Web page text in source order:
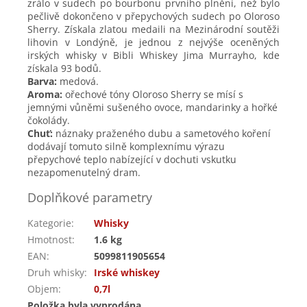
zrálo v sudech po bourbonu prvního plnění, než bylo
pečlivě dokončeno v přepychových sudech po Oloroso
Sherry. Získala zlatou medaili na Mezinárodní soutěži
lihovin v Londýně, je jednou z nejvýše oceněných
irských whisky v Bibli Whiskey Jima Murrayho, kde
získala 93 bodů.
Barva: medová.
Aroma: ořechové tóny Oloroso Sherry se mísí s
jemnými vůněmi sušeného ovoce, mandarinky a hořké
čokolády.
Chuť: náznaky praženého dubu a sametového koření
dodávají tomuto silně komplexnímu výrazu
přepychové teplo nabízející v dochuti vskutku
nezapomenutelný dram.
Doplňkové parametry
Kategorie:
Whisky
Hmotnost:
1.6 kg
EAN:
5099811905654
Druh whisky:
Irské whiskey
Objem:
0,7l